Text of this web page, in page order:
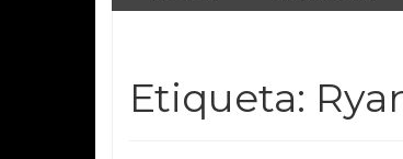
Etiqueta: